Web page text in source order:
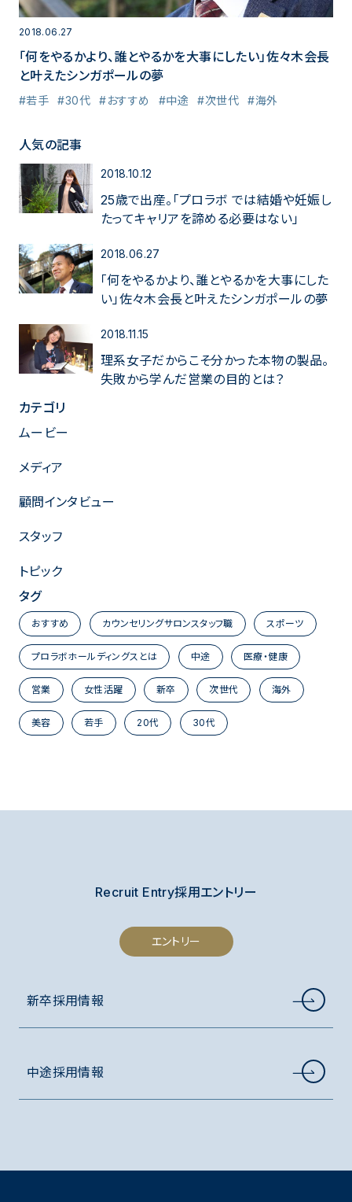
2018.06.27
「何をやるかより、誰とやるかを大事にしたい」佐々木会長
と叶えたシンガポールの夢
#若手 #30代 #おすすめ #中途 #次世代 #海外
人気の記事
2018.10.12
25歳で出産。「プロラボ では結婚や妊娠し
たってキャリアを諦める必要はない」
2018.06.27
「何をやるかより、誰とやるかを大事にした
い」佐々木会長と叶えたシンガポールの夢
2018.11.15
理系女子だからこそ分かった本物の製品。
失敗から学んだ営業の目的とは？
カテゴリ
ムービー
メディア
顧問インタビュー
スタッフ
トピック
タグ
おすすめ カウンセリングサロンスタッフ職 スポーツ
プロラボホールディングスとは 中途 医療・健康
営業 女性活躍 新卒 次世代 海外
美容 若手 20代 30代
Recruit Entry採用エントリー
エントリー
新卒採用情報
中途採用情報